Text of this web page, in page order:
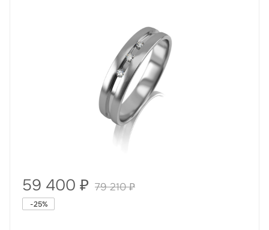
59 400 ₽ 79 210₽
-25%